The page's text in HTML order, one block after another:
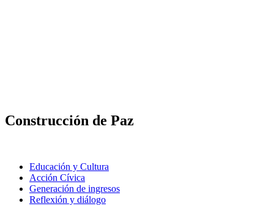
Construcción de Paz
Educación y Cultura
Acción Cívica
Generación de ingresos
Reflexión y diálogo